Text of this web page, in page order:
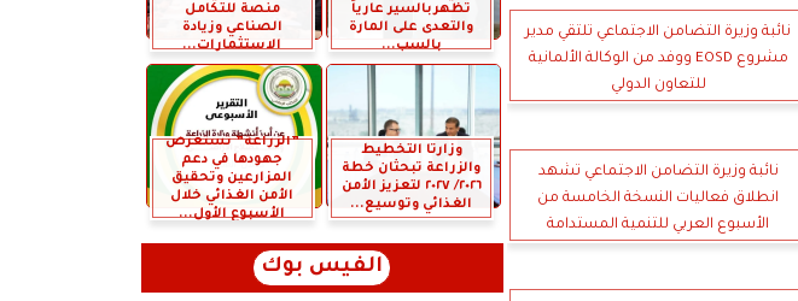
نائبة وزيرة التضامن الاجتماعي تلتقي مدير
مشروع EOSD ووفد من الوكالة الألمانية
للتعاون الدولي
نائبة وزيرة التضامن الاجتماعي تشهد
انطلاق فعاليات النسخة الخامسة من
الأسبوع العربي للتنمية المستدامة
تظهربالسير عارياً
والتعدى على المارة
بالسب...
منصة للتكامل
الصناعي وزيادة
الاستثمارات...
وزارتا التخطيط
والزراعة تبحثان خطة
٢٠٢٦/ ٢٠٢٧ لتعزيز الأمن
الغذائي وتوسيع...
”الزراعة” تستعرض
جهودها في دعم
المزارعين وتحقيق
الأمن الغذائي خلال
الأسبوع الأول...
الفيس بوك